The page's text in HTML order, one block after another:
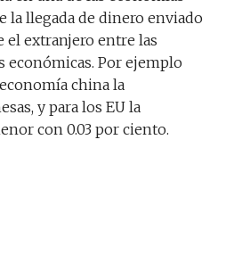
la llegada de dinero enviado
el extranjero entre las
económicas. Por ejemplo
china la
y para los EU la
con 0.03 por ciento.